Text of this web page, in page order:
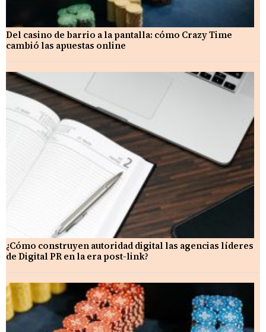
Del casino de barrio a la pantalla: cómo Crazy Time
cambió las apuestas online
¿Cómo construyen autoridad digital las agencias líderes
de Digital PR en la era post-link?